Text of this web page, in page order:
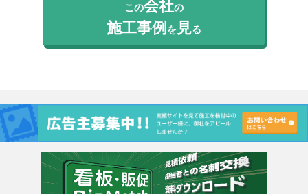
この会社の
施工事例を 見る